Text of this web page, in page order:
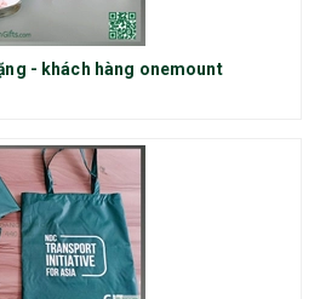
- khách hàng onemount